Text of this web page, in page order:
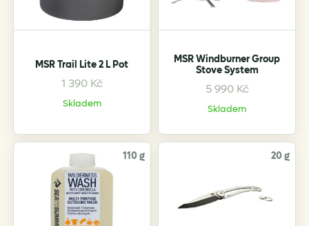
chosen
on
product
page
MSR Trail Lite 2 L Pot
1 390 Kč
Skladem
MSR Windburner Group
Stove System
5 990 Kč
Skladem
110 g 20 g